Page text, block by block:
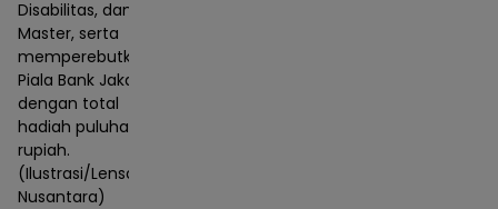
Disabilitas, dan
Master, serta
memperebutkan
Piala Bank Jakarta
dengan total
hadiah puluhan juta
rupiah.
(Ilustrasi/Lensa
Nusantara)